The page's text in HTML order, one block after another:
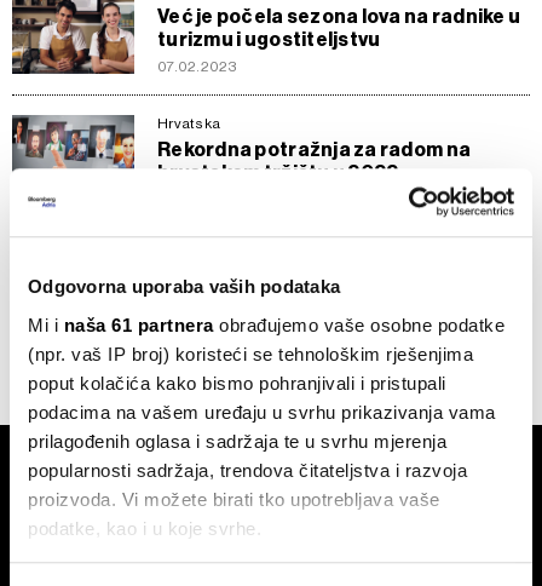
Odgovorna uporaba vaših podataka
Mi i naša 61 partneraobrađujemo vaše osobne podatke
(npr. vaš IP broj) koristeći se tehnološkim rješenjima
poput kolačića kako bismo pohranjivali i pristupali
podacima na vašem uređaju u svrhu prikazivanja vama
prilagođenih oglasa i sadržaja te u svrhu mjerenja
popularnosti sadržaja, trendova čitateljstva i razvoja
proizvoda. Vi možete birati tko upotrebljava vaše
podatke, kao i u koje svrhe.
Već je počela sezona lova na radnike u
turizmu i ugostiteljstvu
07.02.2023
Hrvatska
Rekordna potražnja za radom na
hrvatskom tržištu u 2022.
Kreće sezona - potražnja za radnicima
07.06.2022